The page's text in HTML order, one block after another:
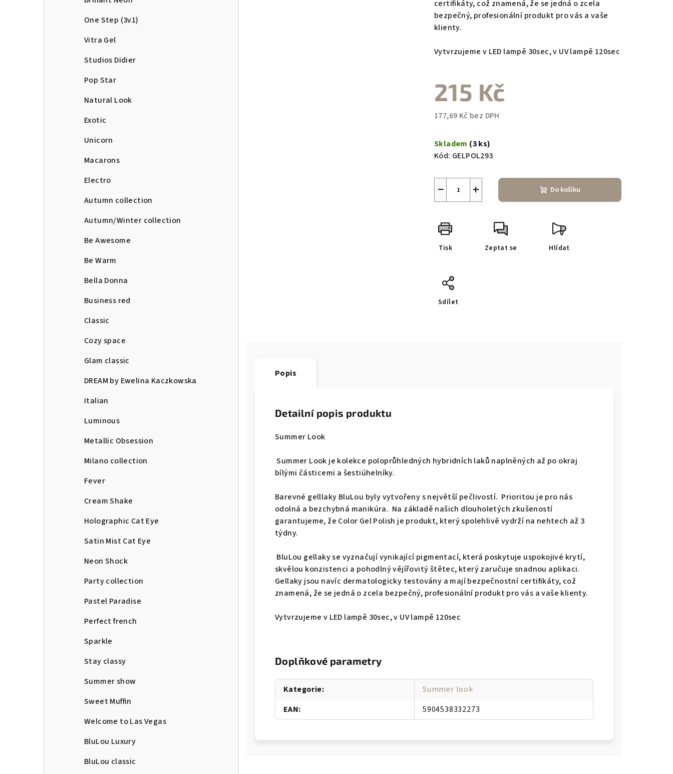
One Step (3v1)
Vitra Gel
Studios Didier
Pop Star
Natural Look
Exotic
Unicorn
Macarons
Electro
Autumn collection
Autumn/Winter collection
Be Awesome
Be Warm
Bella Donna
Business red
Classic
Cozy space
Glam classic
DREAM by Ewelina Kaczkowska
Italian
Luminous
Metallic Obsession
Milano collection
Fever
Cream Shake
Holographic Cat Eye
Satin Mist Cat Eye
Neon Shock
Party collection
Pastel Paradise
Perfect french
Sparkle
Stay classy
Summer show
Sweet Muffin
Welcome to Las Vegas
BluLou Luxury
BluLou classic
certifikáty, což znamená, že se jedná o zcela
bezpečný, profesionální produkt pro vás a vaše
klienty.
Vytvrzujeme v LED lampě 30sec, v UV lampě 120sec
215 Kč
177,69 Kč bez DPH
cena:
Skladem (3 ks)
Kód: GELPOL293
+
− Do košíku
Tisk Zeptat se Hlídat
Sdílet
Popis
Detailní popis produktu
Summer Look
Summer Look je kolekce poloprůhledných hybridních laků naplněných až po okraj
bílými částicemi a šestiúhelníky.
Barevné gelllaky BluLou byly vytvořeny s největší pečlivostí. Prioritou je pro nás
odolná a bezchybná manikúra. Na základě našich dlouholetých zkušeností
garantujeme, že Color Gel Polish je produkt, který spolehlivě vydrží na nehtech až 3
týdny.
BluLou gellaky se vyznačují vynikající pigmentací, která poskytuje uspokojivé krytí,
skvělou konzistenci a pohodlný vějířovitý štětec, který zaručuje snadnou aplikaci.
Gellaky jsou navíc dermatologicky testovány a mají bezpečnostní certifikáty, což
znamená, že se jedná o zcela bezpečný, profesionální produkt pro vás a vaše klienty.
Vytvrzujeme v LED lampě 30sec, v UV lampě 120sec
Doplňkové parametry
Kategorie:
Summer look
EAN: 5904538332273